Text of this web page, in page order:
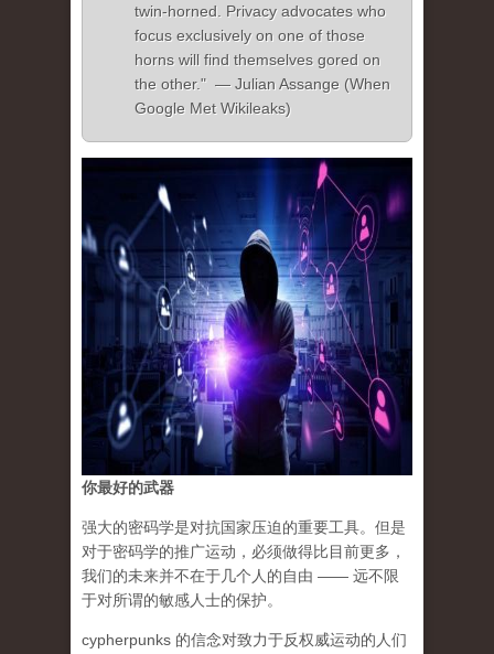
twin-horned. Privacy advocates who
focus exclusively on one of those
horns will find themselves gored on
the other." — Julian Assange (When
Google Met Wikileaks)
你最好的武器
强大的密码学是对抗国家压迫的重要工具。但是
对于密码学的推广运动，必须做得比目前更多，
我们的未来并不在于几个人的自由 —— 远不限
于对所谓的敏感人士的保护。
cypherpunks 的信念对致力于反权威运动的人们